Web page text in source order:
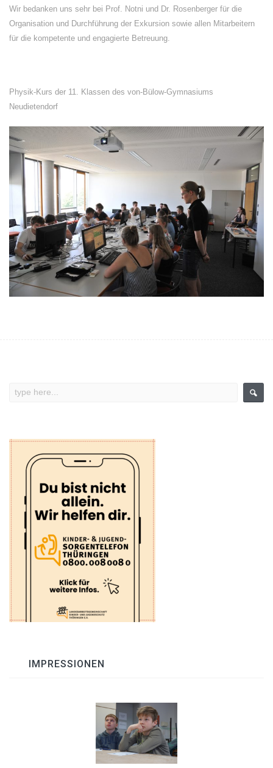
Wir bedanken uns sehr bei Prof. Notni und Dr. Rosenberger für die
Organisation und Durchführung der Exkursion sowie allen Mitarbeitern
für die kompetente und engagierte Betreuung.
Physik-Kurs der 11. Klassen des von-Bülow-Gymnasiums
Neudietendorf
IMPRESSIONEN